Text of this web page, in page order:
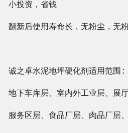
小投资，省钱
翻新后使用寿命长，无粉尘，无
诚之卓水泥地坪硬化剂适用范围:
地下车库层、室内外工业层、展
服务区层、食品厂层、肉品厂层